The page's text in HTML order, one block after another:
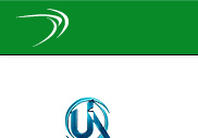
navigation